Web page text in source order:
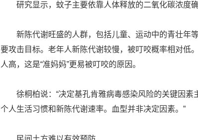
研究显示，蚊子主要依靠人体释放的二氧化碳浓度
新陈代谢旺盛的人群，包括儿童、运动中的青壮年
要攻击目标。老年人新陈代谢较慢，被叮咬概率相对低
人高，这是“准妈妈”更易被叮咬的原因。
徐桐柏说：“决定基孔肯雅病毒感染风险的关键因素
个人生活习惯和新陈代谢速率。血型并非决定因素。”